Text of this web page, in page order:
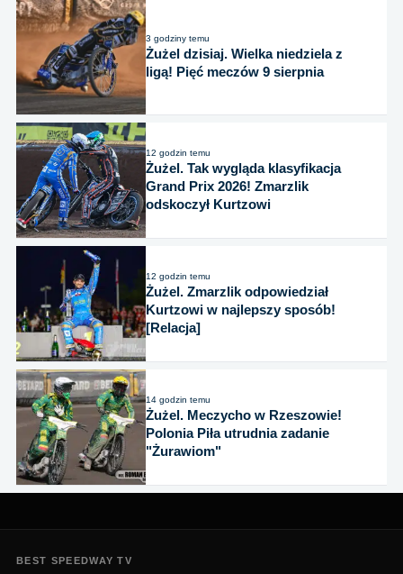
3 godziny temu
Żużel dzisiaj. Wielka niedziela z
ligą! Pięć meczów 9 sierpnia
12 godzin temu
Żużel. Tak wygląda klasyfikacja
Grand Prix 2026! Zmarzlik
odskoczył Kurtzowi
12 godzin temu
Żużel. Zmarzlik odpowiedział
Kurtzowi w najlepszy sposób!
[Relacja]
14 godzin temu
Żużel. Meczycho w Rzeszowie!
Polonia Piła utrudnia zadanie
"Żurawiom"
BEST SPEEDWAY TV